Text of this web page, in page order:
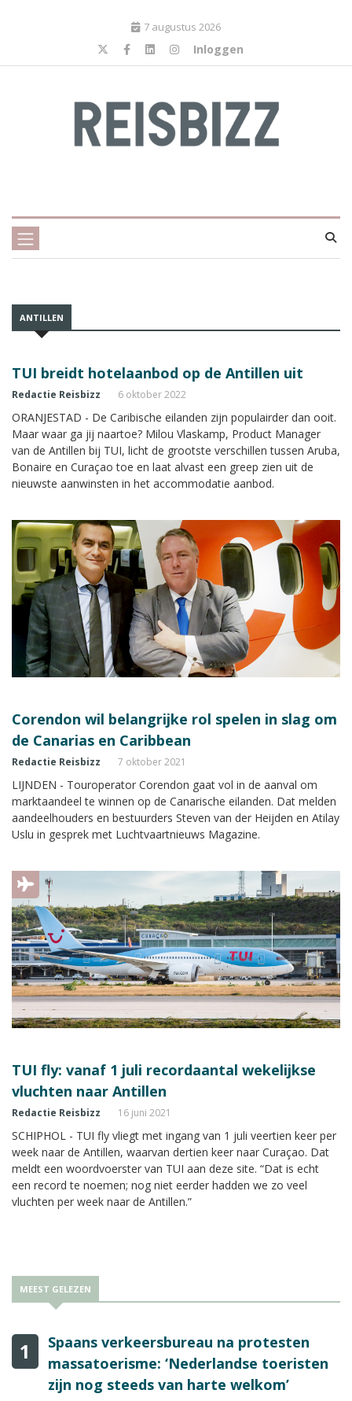
7 augustus 2026
Inloggen
ANTILLEN
TUI breidt hotelaanbod op de Antillen uit
Redactie Reisbizz 6 oktober 2022
ORANJESTAD - De Caribische eilanden zijn populairder dan ooit.
Maar waar ga jij naartoe? Milou Vlaskamp, Product Manager
van de Antillen bij TUI, licht de grootste verschillen tussen Aruba,
Bonaire en Curaçao toe en laat alvast een greep zien uit de
nieuwste aanwinsten in het accommodatie aanbod.
Corendon wil belangrijke rol spelen in slag om
de Canarias en Caribbean
Redactie Reisbizz 7 oktober 2021
LIJNDEN - Touroperator Corendon gaat vol in de aanval om
marktaandeel te winnen op de Canarische eilanden. Dat melden
aandeelhouders en bestuurders Steven van der Heijden en Atilay
Uslu in gesprek met Luchtvaartnieuws Magazine.
TUI fly: vanaf 1 juli recordaantal wekelijkse
vluchten naar Antillen
Redactie Reisbizz 16 juni 2021
SCHIPHOL - TUI fly vliegt met ingang van 1 juli veertien keer per
week naar de Antillen, waarvan dertien keer naar Curaçao. Dat
meldt een woordvoerster van TUI aan deze site. “Dat is echt
een record te noemen; nog niet eerder hadden we zo veel
vluchten per week naar de Antillen.”
MEEST GELEZEN
1
Spaans verkeersbureau na protesten
massatoerisme: ‘Nederlandse toeristen
zijn nog steeds van harte welkom’